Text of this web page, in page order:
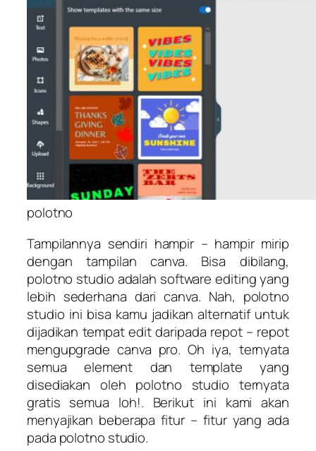
polotno
Tampilannya sendiri hampir – hampir mirip
dengan tampilan canva. Bisa dibilang,
polotno studio adalah software editing yang
lebih sederhana dari canva. Nah, polotno
studio ini bisa kamu jadikan alternatif untuk
dijadikan tempat edit daripada repot – repot
mengupgrade canva pro. Oh iya, ternyata
semua element dan template yang
disediakan oleh polotno studio ternyata
gratis semua loh!. Berikut ini kami akan
menyajikan beberapa fitur – fitur yang ada
pada polotno studio.